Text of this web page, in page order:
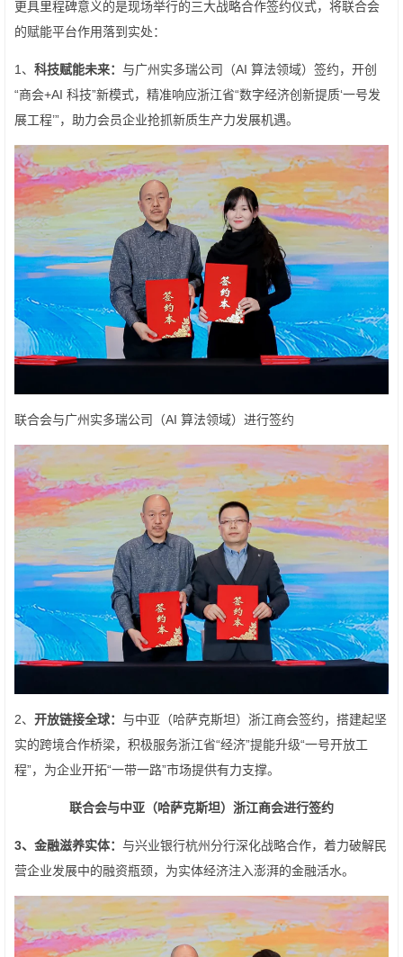
更具里程碑意义的是现场举行的三大战略合作签约仪式，将联合会
的赋能平台作用落到实处：
1、 科技赋能未来： 与广州实多瑞公司（AI 算法领域）签约，开创
“商会+AI 科技”新模式，精准响应浙江省“数字经济创新提质‘一号发
展工程’”，助力会员企业抢抓新质生产力发展机遇。
联合会与广州实多瑞公司（AI 算法领域）进行签约
2、 开放链接全球： 与中亚（哈萨克斯坦）浙江商会签约，搭建起坚
实的跨境合作桥梁，积极服务浙江省“经济”提能升级“一号开放工
程”，为企业开拓“一带一路”市场提供有力支撑。
联合会与中亚（哈萨克斯坦） 浙江商会进行签约
3、金融滋养实体： 与兴业银行杭州分行深化战略合作，着力破解民
营企业发展中的融资瓶颈，为实体经济注入澎湃的金融活水。